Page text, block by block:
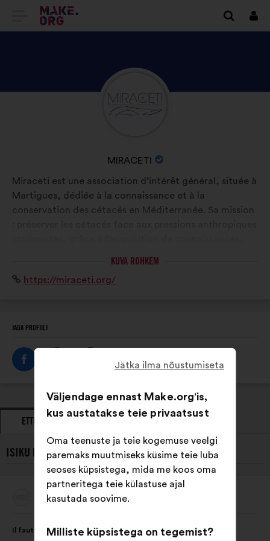
SAIDI
AVALEHELE
Logi
TUTVU
ISIKU
PROFIILIGA
ORGANISATSIOONI
NIMI:
MIRACETI
Elulugu:
Miraceti est une association d’intérêt général, située à
Martigues, dédiée à la connaissance et à la
conservation des cétacés en Méditerranée. Sa mission
suivi des populations des 8 espèces de cétacés
KUVA ROHKEM
Veebisait:
https://miraceti.org/
JAGA PROFIILI
ETTEPANEKUD
ISIKU MIRACETI VIIMASED ETTEPANEKUD:
EttepanekuMiraceti
sisu:
Il faut intégrer au programme scolaire dès le primaire,
jaotus:
Jätka ilma nõustumiseta
Väljendage ennast Make.org‘is,
kus austatakse teie privaatsust
Oma teenuste ja teie kogemuse veelgi
paremaks muutmiseks küsime teie luba
seoses küpsistega, mida me koos oma
partneritega teie külastuse ajal
kasutada soovime.
Milliste küpsistega on tegemist?